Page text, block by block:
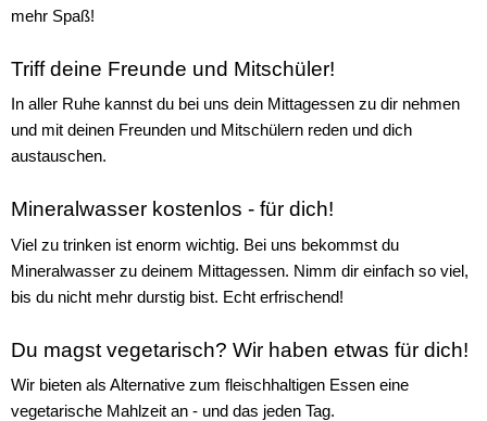
mehr Spaß!
Triff deine Freunde und Mitschüler!
In aller Ruhe kannst du bei uns dein Mittagessen zu dir nehmen
und mit deinen Freunden und Mitschülern reden und dich
austauschen.
Mineralwasser kostenlos - für dich!
Viel zu trinken ist enorm wichtig. Bei uns bekommst du
Mineralwasser zu deinem Mittagessen. Nimm dir einfach so viel,
bis du nicht mehr durstig bist. Echt erfrischend!
Du magst vegetarisch? Wir haben etwas für dich!
Wir bieten als Alternative zum fleischhaltigen Essen eine
vegetarische Mahlzeit an - und das jeden Tag.